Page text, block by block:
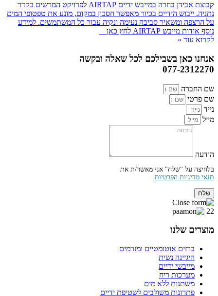
קבוצת אבידן בחרה במייבש ידיים AIRTAP לפרויקט המרשים בקדר
נתניה. ייבוש הידיים בכיור מאפשר חסכון במקום, מונע את טפטופי המים
על הרצפה ומשאיר סביבה נעימה ונקיה עבור כל המשתמשים. למידע
נוסף אודות מייבש AIRTAP לחץ כאן
לקרוא עוד »
אנחנו כאן בשבילכם לכל שאלה ובקשה
077-2312270
שם החברה
שם פרטי
נייד
מייל
הודעה
בלחיצה על "שלח" אני מאשר/ת את
תנאי מדיניות הפרטיות
שלח
22
מוצרים שלנו
ברזים אוטומטיים ומזרמים
היגיינה נשית
מייבשי ידיים
מערכות ריח
משתנות ללא מים
פתרונות משולבים לשטיפת ידיים